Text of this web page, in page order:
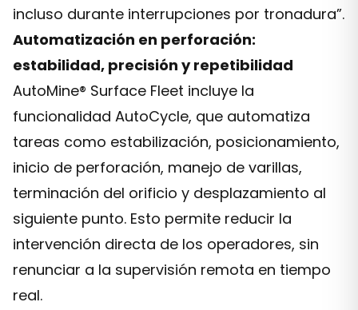
incluso durante interrupciones por tronadura”.
Automatización en perforación:
estabilidad, precisión y repetibilidad
AutoMine® Surface Fleet incluye la
funcionalidad AutoCycle, que automatiza
tareas como estabilización, posicionamiento,
inicio de perforación, manejo de varillas,
terminación del orificio y desplazamiento al
siguiente punto. Esto permite reducir la
intervención directa de los operadores, sin
renunciar a la supervisión remota en tiempo
real.